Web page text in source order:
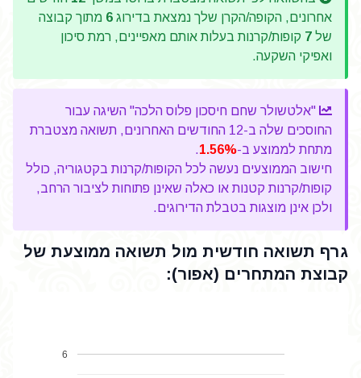
אחרונים, הקופה/הקרן שלך נמצאת בדירוג 6 מתוך קבוצה
של 7 קופות/קרנות בעלות אותם מאפיינים, רמת סיכון
ואפיקי השקעה.
"אלטשולר שחם חיסכון פלוס הלכה" השיגה עבור
החוסכים שלה ב-12 החודשים האחרונים, תשואה מצטברת
מתחת לממוצע ב-1.56%
.
חישוב הממוצעים נעשה לכל הקופות/קרנות בקטגוריה, כולל
קופות/קרנות קטנות או כאלה שאינן פתוחות לציבור הרחב,
ולכן אינן מוצגות בטבלת הדירוגים.
גרף תשואה חודשית מול תשואה ממוצעת של
קבוצת המתחרים (אפור):
6